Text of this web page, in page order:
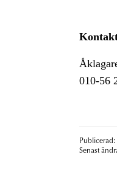
010-56
Senast